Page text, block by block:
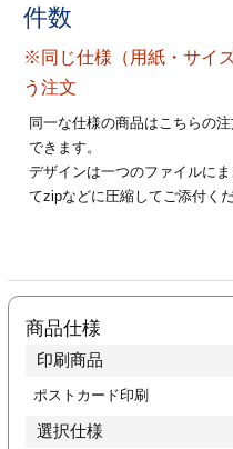
印刷
リーブ印刷
加工
印刷
ァイル印刷
印刷
リーブ
ー印刷
件数
※同じ仕様（用紙・サイ
う注文
同一な仕様の商品はこちらの
できます。
デザインは一つのファイルに
てzipなどに圧縮してご添付くだ
商品仕様
印刷商品
ポストカード印刷
選択仕様